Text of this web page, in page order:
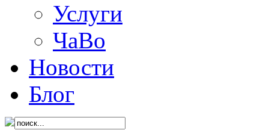
Услуги
ЧаВо
Новости
Блог